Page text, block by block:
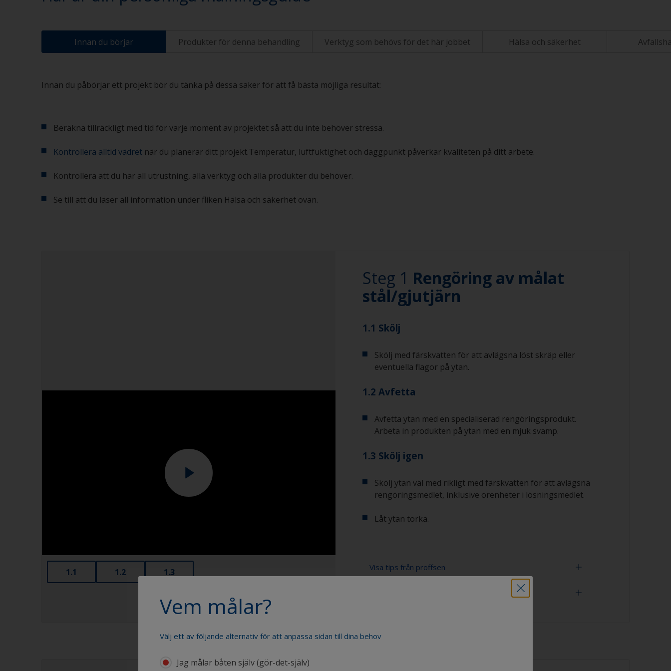
Innan du börjar Produkter för denna behandling Verktyg som behövs för det här jobbet Hälsa och säkerhet
Innan du påbörjar ett projekt bör du tänka på dessa saker för att få bästa möjliga resultat:
Beräkna tillräckligt med tid för varje moment av projektet så att du inte behöver stressa.
Kontrollera alltid vädret när du planerar ditt projekt.Temperatur, luftfuktighet och daggpunkt påverkar kvaliteten på ditt arbete.
Kontrollera att du har all utrustning, alla verktyg och alla produkter du behöver.
Se till att du läser all information under fliken Hälsa och säkerhet ovan.
1.1 1.2 1.3
Steg 1 Rengöring av målat
stål/gjutjärn
1.1 Skölj
Skölj med färskvatten för att avlägsna löst skräp eller
eventuella flagor på ytan.
1.2 Avfetta
Avfetta ytan med en specialiserad rengöringsprodukt.
Arbeta in produkten på ytan med en mjuk svamp.
1.3 Skölj igen
Skölj ytan väl med rikligt med färskvatten för att avlägsna
rengöringsmedlet, inklusive orenheter i lösningsmedlet.
Låt ytan torka.
Visa tips från proffsen
Du märker att ytan är ordentligt avfettad om vattnet sprids
Vem målar?
Välj ett av följande alternativ för att anpassa sidan till dina behov
Jag målar båten själv (gör-det-själv)